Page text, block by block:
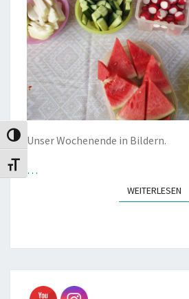
Umschalten auf hohe Kontraste
Schrift vergrößern
Unser Wochenende in Bildern.
…
WEITERLESEN